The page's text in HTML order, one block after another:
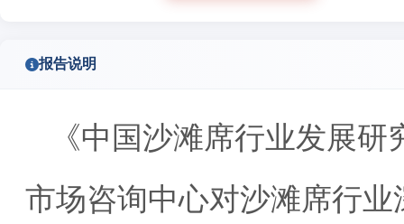
报告说明
《中国沙滩席行业发展
市场咨询中心对沙滩席行